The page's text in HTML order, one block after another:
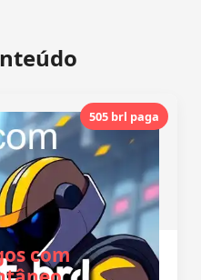
505 brl paga
com